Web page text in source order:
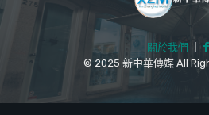
關於我們 ｜
© 2025 新中華傳媒 All